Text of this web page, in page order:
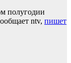
полугодии
ntv, пишет